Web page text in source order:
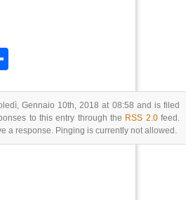
Gennaio 10th, 2018 at 08:58 and is filed
to this entry through the RSS 2.0feed.
a response. Pinging is currently not allowed.